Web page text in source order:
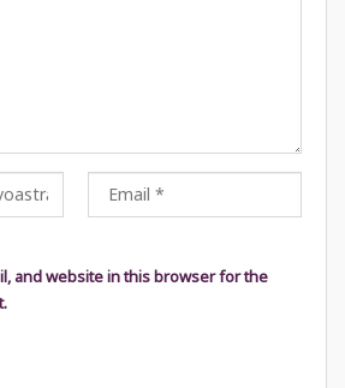
and website in this browser for the